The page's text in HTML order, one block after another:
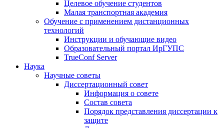
Целевое обучение студентов
Малая транспортная академия
Обучение с применением дистанционных
технологий
Инструкции и обучающие видео
Образовательный портал ИрГУПС
TrueConf Server
Наука
Научные советы
Диссертационный совет
Информация о совете
Состав совета
Порядок представления диссертации к
защите